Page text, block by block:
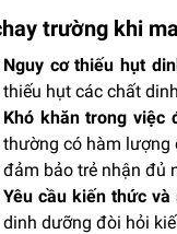
trường khi
Nguy cơ thiếu hụt
thiếu hụt các chất
Khó khăn trong việc
thường có hàm lượng
đảm bảo trẻ nhận đủ
Yêu cầu kiến thức
dinh dưỡng đòi hỏi